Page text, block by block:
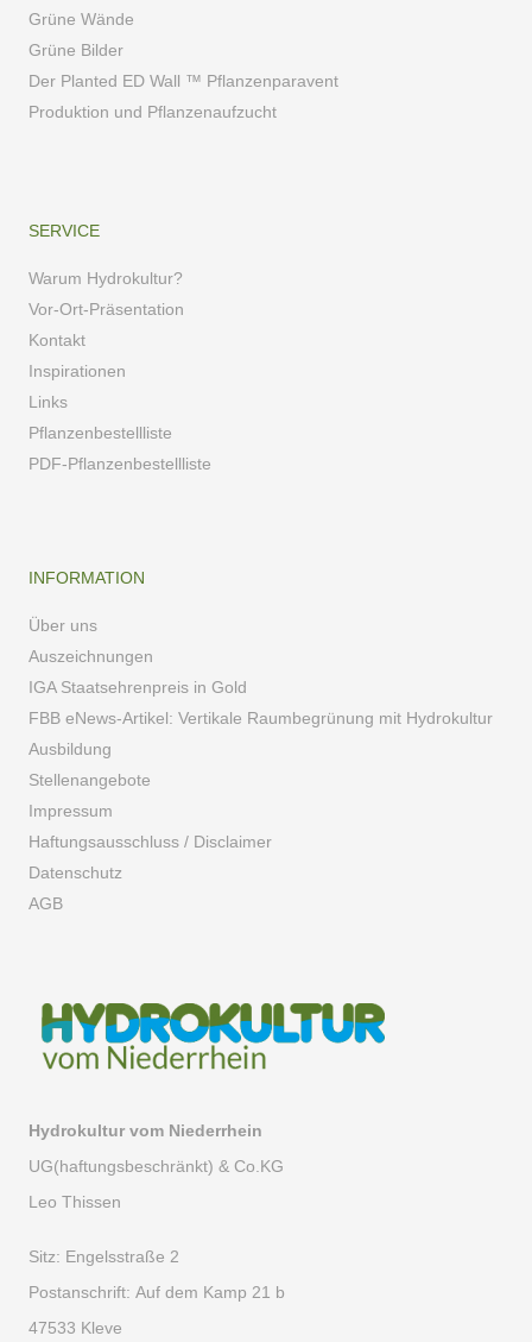
Grüne Wände
Grüne Bilder
Der Planted ED Wall ™ Pflanzenparavent
Produktion und Pflanzenaufzucht
SERVICE
Warum Hydrokultur?
Vor-Ort-Präsentation
Kontakt
Inspirationen
Links
Pflanzenbestellliste
PDF-Pflanzenbestellliste
INFORMATION
Über uns
Auszeichnungen
IGA Staatsehrenpreis in Gold
FBB eNews-Artikel: Vertikale Raumbegrünung mit Hydrokultur
Ausbildung
Stellenangebote
Impressum
Haftungsausschluss / Disclaimer
Datenschutz
AGB
Hydrokultur vom Niederrhein
UG(haftungsbeschränkt) & Co.KG
Leo Thissen
Sitz: Engelsstraße 2
Postanschrift: Auf dem Kamp 21 b
47533 Kleve